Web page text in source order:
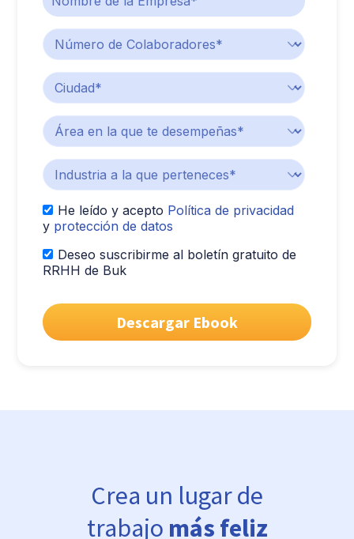
He leído y acepto Política de privacidad
y protección de datos
Deseo suscribirme al boletín gratuito de
RRHH de Buk
Crea un lugar de
trabajo más feliz